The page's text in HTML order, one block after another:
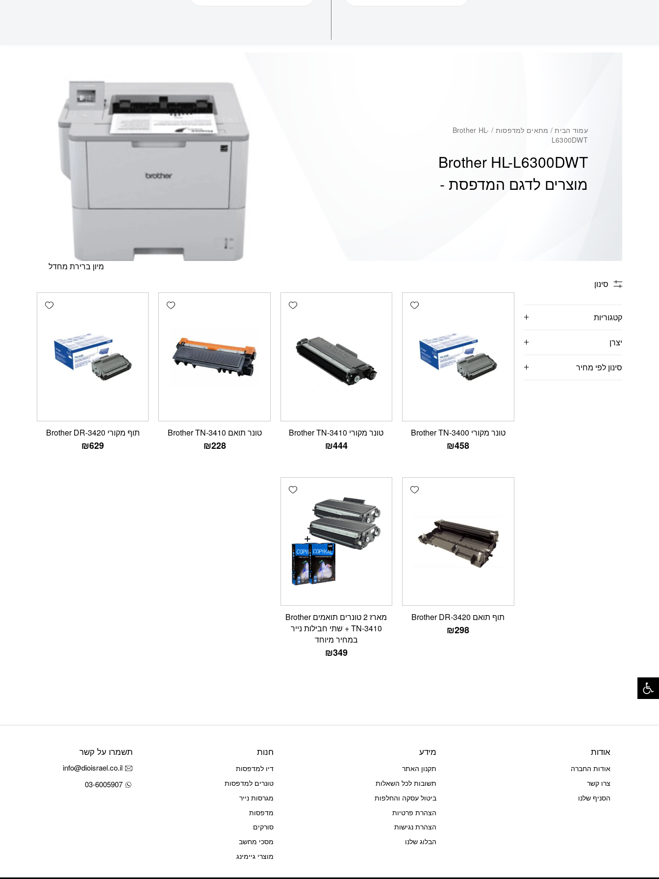
עמוד הבית
/ מתאים למדפסות / Brother HL-
L6300DWT
Brother HL-L6300DWT
מוצרים לדגם המדפסת -
סינון
קטגוריות
יצרן
סינון לפי מחיר
Add wishlist
טונר מקורי Brother TN-3400
₪458
Add wishlist
טונר מקורי Brother TN-3410
₪444
Add wishlist
טונר תואם Brother TN-3410
₪228
Add wishlist
תוף מקורי Brother DR-3420
₪629
Add wishlist
תוף תואם Brother DR-3420
₪298
Add wishlist
מארז 2 טונרים תואמים Brother
TN-3410 + שתי חבילות נייר
במחיר מיוחד
₪349
אודות
אודות החברה
צרו קשר
הסניף שלנו
מידע
תקנון האתר
תשובות לכל השאלות
ביטול עסקה והחלפות
הצהרת פרטיות
הצהרת נגישות
הבלוג שלנו
חנות
דיו למדפסות
טונרים למדפסות
מגרסות נייר
מדפסות
סורקים
מסכי מחשב
מוצרי גיימינג
תשמרו על קשר
info@dioisrael.co.il
03-6005907
פתח סרגל נגישות